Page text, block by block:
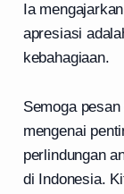
Ia
apresiasi
kebahagiaan.
Semoga
mengenai
perlindungan
di Indonesia.